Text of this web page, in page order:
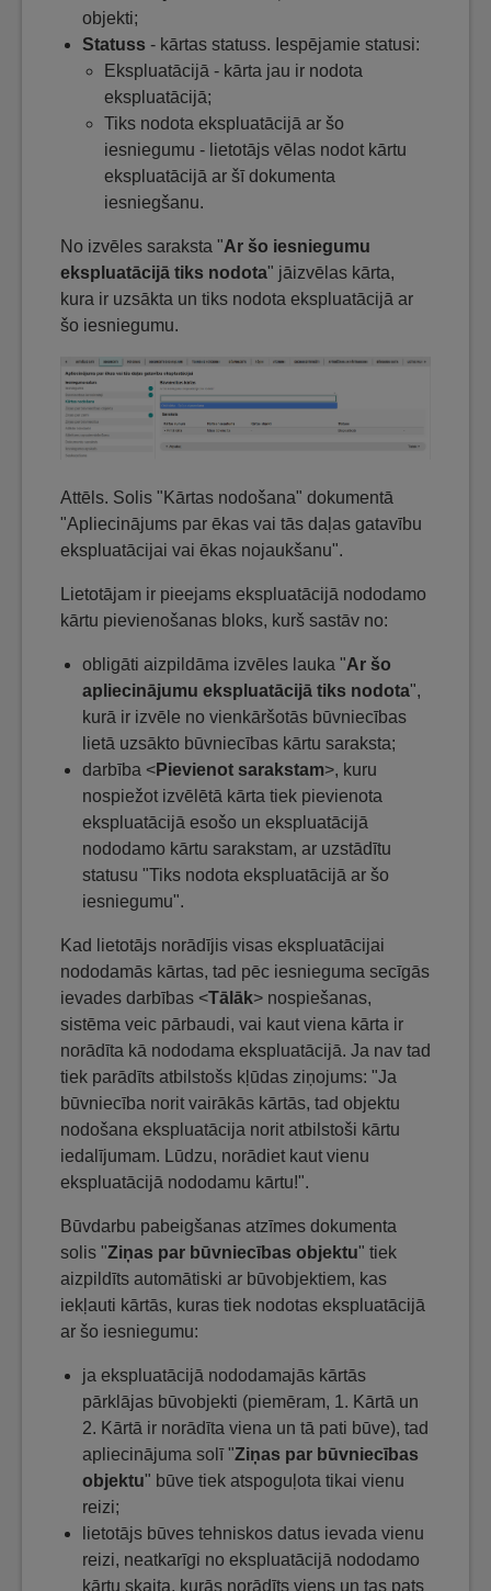
objekti;
Statuss - kārtas statuss. Iespējamie statusi:
Ekspluatācijā - kārta jau ir nodota
ekspluatācijā;
Tiks nodota ekspluatācijā ar šo
iesniegumu - lietotājs vēlas nodot kārtu
ekspluatācijā ar šī dokumenta
iesniegšanu.
No izvēles saraksta "Ar šo iesniegumu
ekspluatācijā tiks nodota" jāizvēlas kārta,
kura ir uzsākta un tiks nodota ekspluatācijā ar
šo iesniegumu.
Attēls. Solis "Kārtas nodošana" dokumentā
"Apliecinājums par ēkas vai tās daļas gatavību
ekspluatācijai vai ēkas nojaukšanu".
Lietotājam ir pieejams ekspluatācijā nododamo
kārtu pievienošanas bloks, kurš sastāv no:
obligāti aizpildāma izvēles lauka "Ar šo
apliecinājumu ekspluatācijā tiks nodota",
kurā ir izvēle no vienkāršotās būvniecības
lietā uzsākto būvniecības kārtu saraksta;
darbība <Pievienot sarakstam>, kuru
nospiežot izvēlētā kārta tiek pievienota
ekspluatācijā esošo un ekspluatācijā
nododamo kārtu sarakstam, ar uzstādītu
statusu "Tiks nodota ekspluatācijā ar šo
iesniegumu".
Kad lietotājs norādījis visas ekspluatācijai
nododamās kārtas, tad pēc iesnieguma secīgās
ievades darbības <Tālāk> nospiešanas,
sistēma veic pārbaudi, vai kaut viena kārta ir
norādīta kā nododama ekspluatācijā. Ja nav tad
tiek parādīts atbilstošs kļūdas ziņojums: "Ja
būvniecība norit vairākās kārtās, tad objektu
nodošana ekspluatācija norit atbilstoši kārtu
iedalījumam. Lūdzu, norādiet kaut vienu
ekspluatācijā nododamu kārtu!".
Būvdarbu pabeigšanas atzīmes dokumenta
solis "Ziņas par būvniecības objektu" tiek
aizpildīts automātiski ar būvobjektiem, kas
iekļauti kārtās, kuras tiek nodotas ekspluatācijā
ar šo iesniegumu:
ja ekspluatācijā nododamajās kārtās
pārklājas būvobjekti (piemēram, 1. Kārtā un
2. Kārtā ir norādīta viena un tā pati būve), tad
apliecinājuma solī "Ziņas par būvniecības
objektu" būve tiek atspoguļota tikai vienu
reizi;
lietotājs būves tehniskos datus ievada vienu
reizi, neatkarīgi no ekspluatācijā nododamo
kārtu skaita, kurās norādīts viens un tas pats